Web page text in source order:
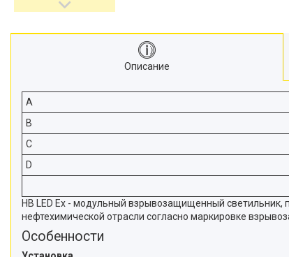
Описание
A
B
C
D
HB LED Ex - модульный взрывозащищенный
нефтехимической отрасли согласно маркировке
Особенности